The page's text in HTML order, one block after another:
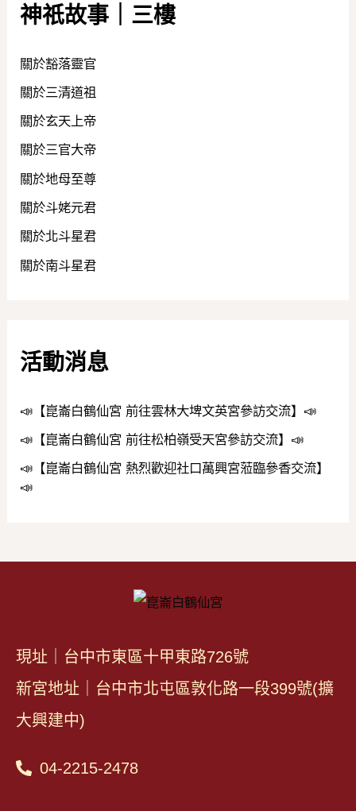
神祇故事｜三樓
關於豁落靈官
關於三清道祖
關於玄天上帝
關於三官大帝
關於地母至尊
關於斗姥元君
關於北斗星君
關於南斗星君
活動消息
📣【崑崙白鶴仙宮 前往雲林大埤文英宮參訪交流】📣
📣【崑崙白鶴仙宮 前往松柏嶺受天宮參訪交流】📣
📣【崑崙白鶴仙宮 熱烈歡迎社口萬興宮蒞臨參香交流】
📣
現址｜台中市東區十甲東路726號
新宮地址｜台中市北屯區敦化路一段399號(擴
大興建中)
04-2215-2478